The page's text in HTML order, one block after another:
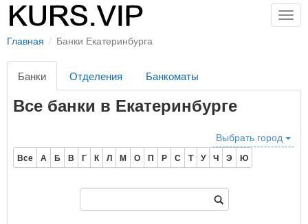
Главная Банки Екатеринбурга
Банки Отделения Банкоматы
Все банки в Екатеринбурге
Выбрать город
Все А Б В Г К Л М О П Р С Т У Ч Э Ю